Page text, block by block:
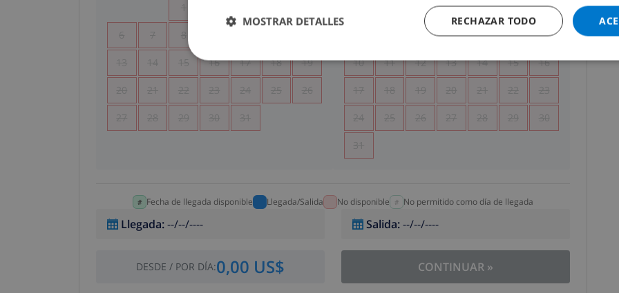
1
6 7 8
13 14 15 16 17 18 19
20 21 22 23 24 25 26
27 28 29 30 31
1 2
6 7 8 9
10 11 12 13 14 15 16
17 18 19 20 21 22 23
24 25 26 27 28 29 30
31
Fecha de llegada disponible Llegada/Salida No disponible No permitido como día de llegada
Llegada:--/--/---- Salida:--/--/----
DESDE / POR DÍA:0,00 US$ CONTINUAR »
RECHAZAR TODO
MOSTRAR DETALLES